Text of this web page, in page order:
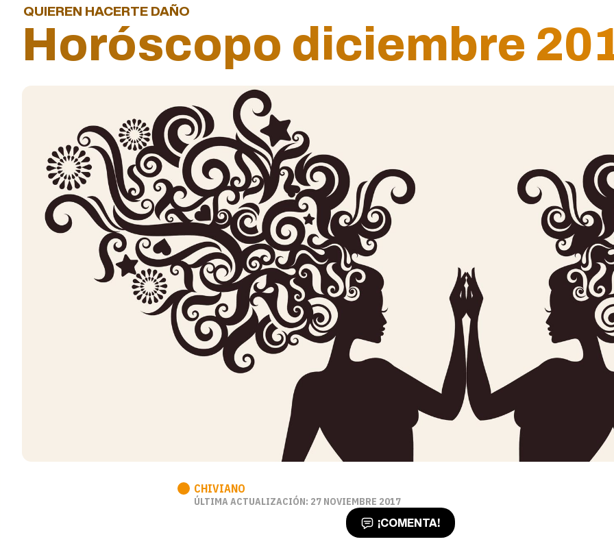
QUIEREN HACERTE DAÑO
Horóscopo diciembre
CHIVIANO
ÚLTIMA ACTUALIZACIÓN: 27 NOVIEMBRE 2017
¡COMENTA!